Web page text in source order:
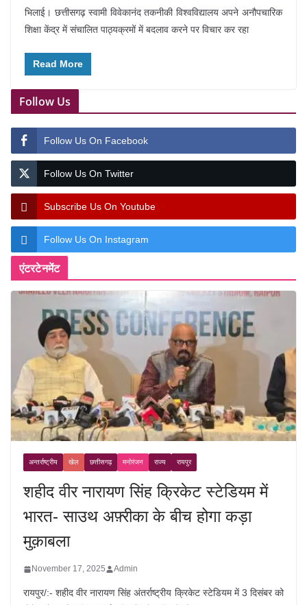
भिलाई। छत्तीसगढ़ स्वामी विवेकानंद तकनीकी विश्वविद्यालय अपने अनौपचारिक
शिक्षा केंद्र में संचालित पाठ्यक्रमों में बदलाव करने पर विचार कर रहा
Read More
Follow Us
Follow Us On Facebook
Follow Us On Twitter
Subscribe Us On Youtube
Follow Us On Instagram
एंटरटेनमेंट
अन्तर्राष्ट्रीय खेल छत्तीसगढ़ मनोरंजन राज्य रायपुर
शहीद वीर नारायण सिंह क्रिकेट स्टेडियम में
भारत- साउथ अफ़्रीका के बीच होगा कड़ा
मुक़ाबला
November 17, 2025 Admin
रायपुर/:- शहीद वीर नारायण सिंह अंतर्राष्ट्रीय क्रिकेट स्टेडियम में 3 दिसंबर को